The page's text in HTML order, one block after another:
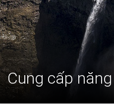
Cung cấp